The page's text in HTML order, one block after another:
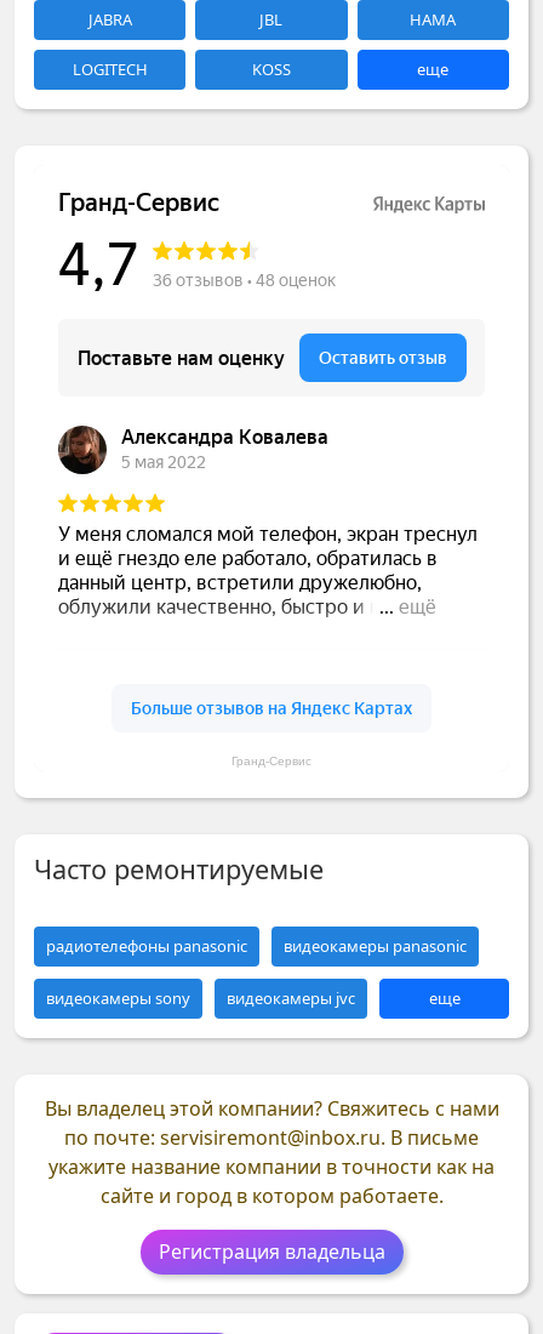
JABRA JBL HAMA
LOGITECH KOSS еще
Гранд-Сервис
Часто ремонтируемые
радиотелефоны panasonic видеокамеры panasonic
видеокамеры sony видеокамеры jvc еще
Вы владелец этой компании? Свяжитесь с нами
по почте: servisiremont@inbox.ru. В письме
укажите название компании в точности как на
сайте и город в котором работаете.
Регистрация владельца